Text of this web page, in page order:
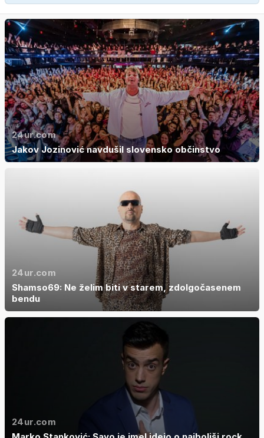
24ur.com
Jakov Jozinović navdušil slovensko občinstvo
24ur.com
Shamso69: Ne želim biti v starem, zdolgočasenem
bendu
24ur.com